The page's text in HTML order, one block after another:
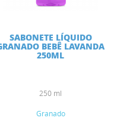
SABONETE LÍQUIDO
BEBÊ LAVANDA
250ML
250 ml
Granado